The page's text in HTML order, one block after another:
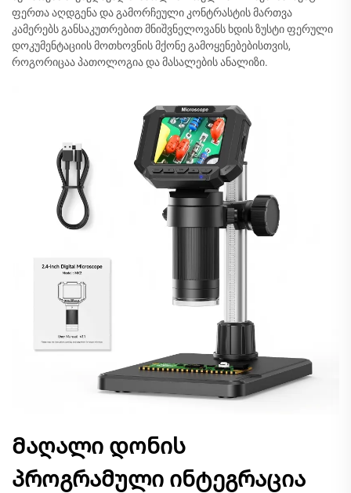
ფერთა აღდგენა და გამორჩეული კონტრასტის მართვა
კამერებს განსაკუთრებით მნიშვნელოვანს ხდის ზუსტი ფერული
დოკუმენტაციის მოთხოვნის მქონე გამოყენებებისთვის,
როგორიცაა პათოლოგია და მასალების ანალიზი.
Მაღალი დონის
პროგრამული ინტეგრაცია